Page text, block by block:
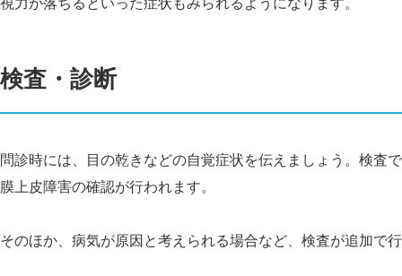
検査・診断
問診時には、目の乾きなどの自覚症状を伝えましょう。検査
膜上皮障害の確認が行われます。
そのほか、病気が原因と考えられる場合など、検査が追加で